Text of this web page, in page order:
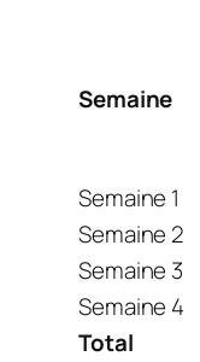
Semaine
Semaine 1
Semaine 2
Semaine 3
Semaine 4
Total